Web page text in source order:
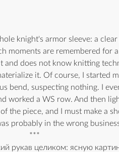
knight's armor sleeve: a
moments are remembered for
does not know knitting
it. Of course, I started
bend, suspecting nothing. I
worked a WS row. And then
the piece, and I must make a
probably in the wrong
***
рукав целиком: ясную